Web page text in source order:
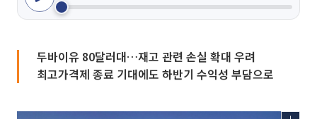
두바이유 80달러대…재고 관련 손실 확대 우려
최고가격제 종료 기대에도 하반기 수익성 부담으로